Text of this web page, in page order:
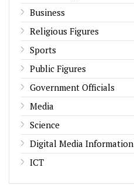
Business
Religious Figures
Sports
Public Figures
Government Officials
Media
Science
Digital Media Information
ICT